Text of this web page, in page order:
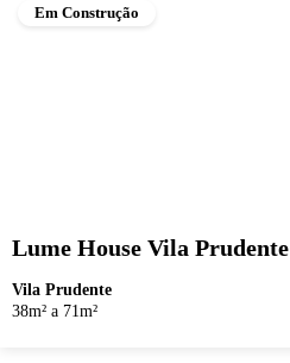
Em Construção
Lume House Vila Prudente
Vila Prudente
38m² a 71m²